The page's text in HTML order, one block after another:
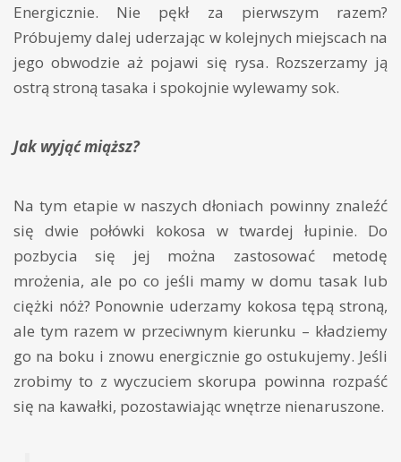
Energicznie. Nie pękł za pierwszym razem?
Próbujemy dalej uderzając w kolejnych miejscach na
jego obwodzie aż pojawi się rysa. Rozszerzamy ją
ostrą stroną tasaka i spokojnie wylewamy sok.
Jak wyjąć miąższ?
Na tym etapie w naszych dłoniach powinny znaleźć
się dwie połówki kokosa w twardej łupinie. Do
pozbycia się jej można zastosować metodę
mrożenia, ale po co jeśli mamy w domu tasak lub
ciężki nóż? Ponownie uderzamy kokosa tępą stroną,
ale tym razem w przeciwnym kierunku – kładziemy
go na boku i znowu energicznie go ostukujemy. Jeśli
zrobimy to z wyczuciem skorupa powinna rozpaść
się na kawałki, pozostawiając wnętrze nienaruszone.